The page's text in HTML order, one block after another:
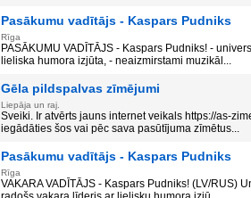
Pasākumu vadītājs - Kaspars Pudniks
Rīga
PASĀKUMU VADĪTĀJS - Kaspars Pudniks! -
lieliska humora izjūta, - neaizmirstami muzikāl...
Gēla pildspalvas zīmējumi
Liepāja un raj.
Sveiki. Ir atvērts jauns internet veikals https://as-
iegādāties šos vai pēc sava pasūtījuma zīmētus...
Pasākumu vadītājs - Kaspars Pudniks
Rīga
VAKARA VADĪTĀJS - Kaspars Pudniks! (LV/RUS)